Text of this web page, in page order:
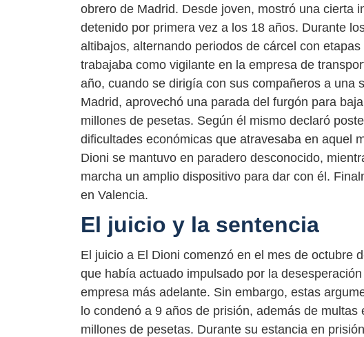
obrero de Madrid. Desde joven, mostró una cierta
detenido por primera vez a los 18 años. Durante
altibajos, alternando periodos de cárcel con
trabajaba como vigilante en la empresa de
año, cuando se dirigía con sus compañeros a una
Madrid, aprovechó una parada del furgón para
millones de pesetas. Según él mismo declaró
dificultades económicas que atravesaba en aquel
Dioni se mantuvo en paradero desconocido,
marcha un amplio dispositivo para dar con él.
en Valencia.
El juicio y la sentencia
El juicio a El Dioni comenzó en el mes de octubre
que había actuado impulsado por la
empresa más adelante. Sin embargo, estas
lo condenó a 9 años de prisión, además de
millones de pesetas. Durante su estancia en